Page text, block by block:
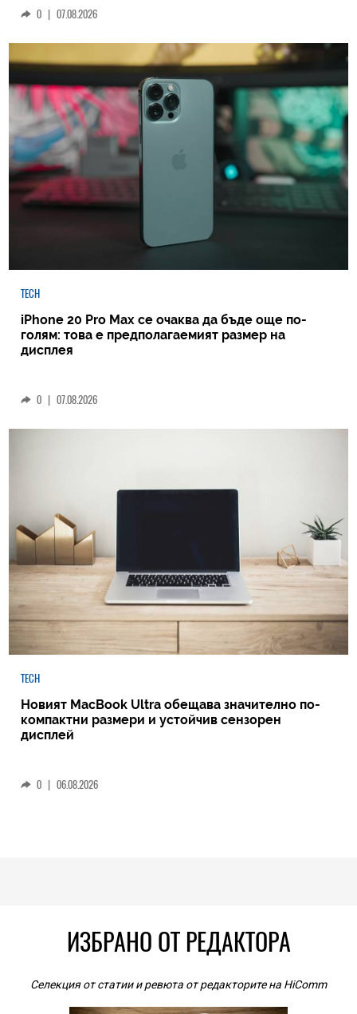
0 | 07.08.2026
TECH
iPhone 20 Pro Max се очаква да бъде още по-
голям: това е предполагаемият размер на
дисплея
0 | 07.08.2026
TECH
Новият MacBook Ultra обещава значително по-
компактни размери и устойчив сензорен
дисплей
0 | 06.08.2026
ИЗБРАНО ОТ РЕДАКТОРА
Селекция от статии и ревюта от редакторите на HiComm